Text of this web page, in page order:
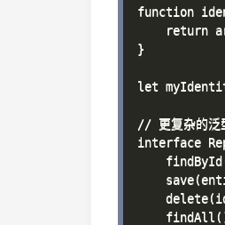
function
return
}
let
// 更复杂的泛
interface